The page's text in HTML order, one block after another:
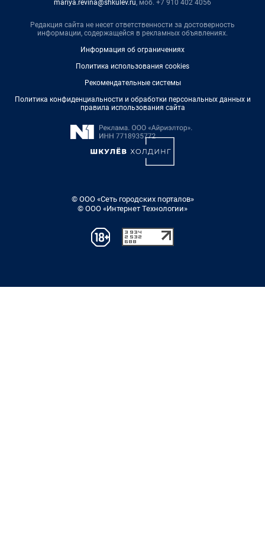
mariya.revina@shkulev.ru, моб. +7 910 402 4056
Редакция сайта не несет ответственности за достоверность
информации, содержащейся в рекламных объявлениях.
Информация об ограничениях
Политика использования cookies
Рекомендательные системы
Политика конфиденциальности и обработки персональных данных и
правила использования сайта
© ООО «Сеть городских порталов»
© ООО «Интернет Технологии»